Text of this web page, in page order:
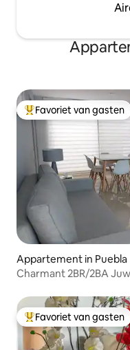
Topfavoriet van gasten
Favoriet van gasten
Appartement in Puebla
Charmant 2BR/2BA
Topfavoriet van gasten
Favoriet van gasten